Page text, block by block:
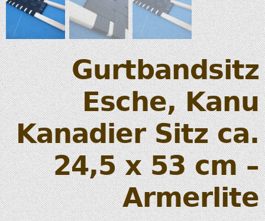
Gurtbandsitz
Esche, Kanu
Kanadier Sitz ca.
24,5 x 53 cm –
Armerlite